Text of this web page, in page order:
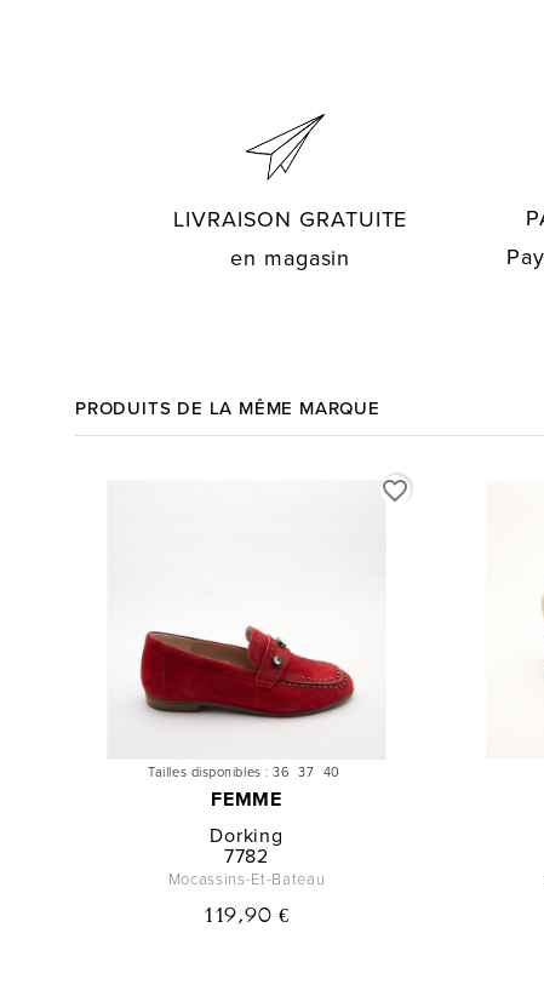
LIVRAISON GRATUITE
en magasin
PRODUITS DE LA MÊME MARQUE
Tailles disponibles : 36 37 40
FEMME
Dorking
7782
Mocassins-Et-Bateau
119,90 €
favorite_border